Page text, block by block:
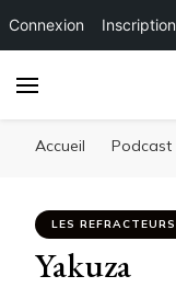
Connexion Inscription
Accueil Podcast
LES REFRACTEURS
Yakuza